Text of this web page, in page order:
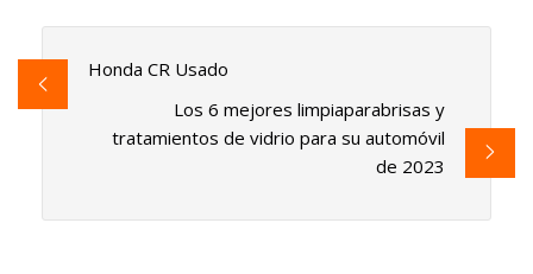
Honda CR Usado
Los 6 mejores limpiaparabrisas y
tratamientos de vidrio para su automóvil
de 2023